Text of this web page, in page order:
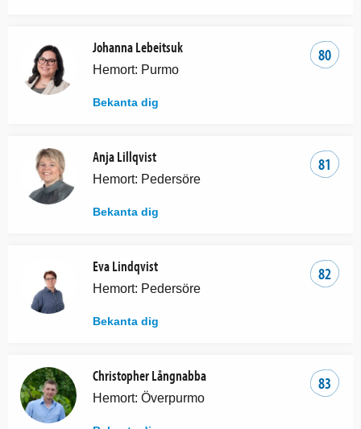
80
Johanna Lebeitsuk
Hemort: Purmo
Bekanta dig
81
Anja Lillqvist
Hemort: Pedersöre
Bekanta dig
82
Eva Lindqvist
Hemort: Pedersöre
Bekanta dig
83
Christopher Långnabba
Hemort: Överpurmo